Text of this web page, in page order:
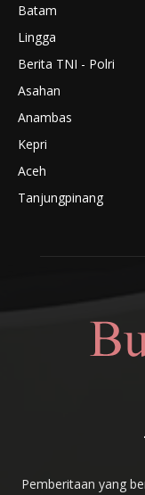
Batam
Lingga
Berita TNI - Polri
Asahan
Anambas
Kepri
Aceh
Tanjungpinang
Pemberitaan yang